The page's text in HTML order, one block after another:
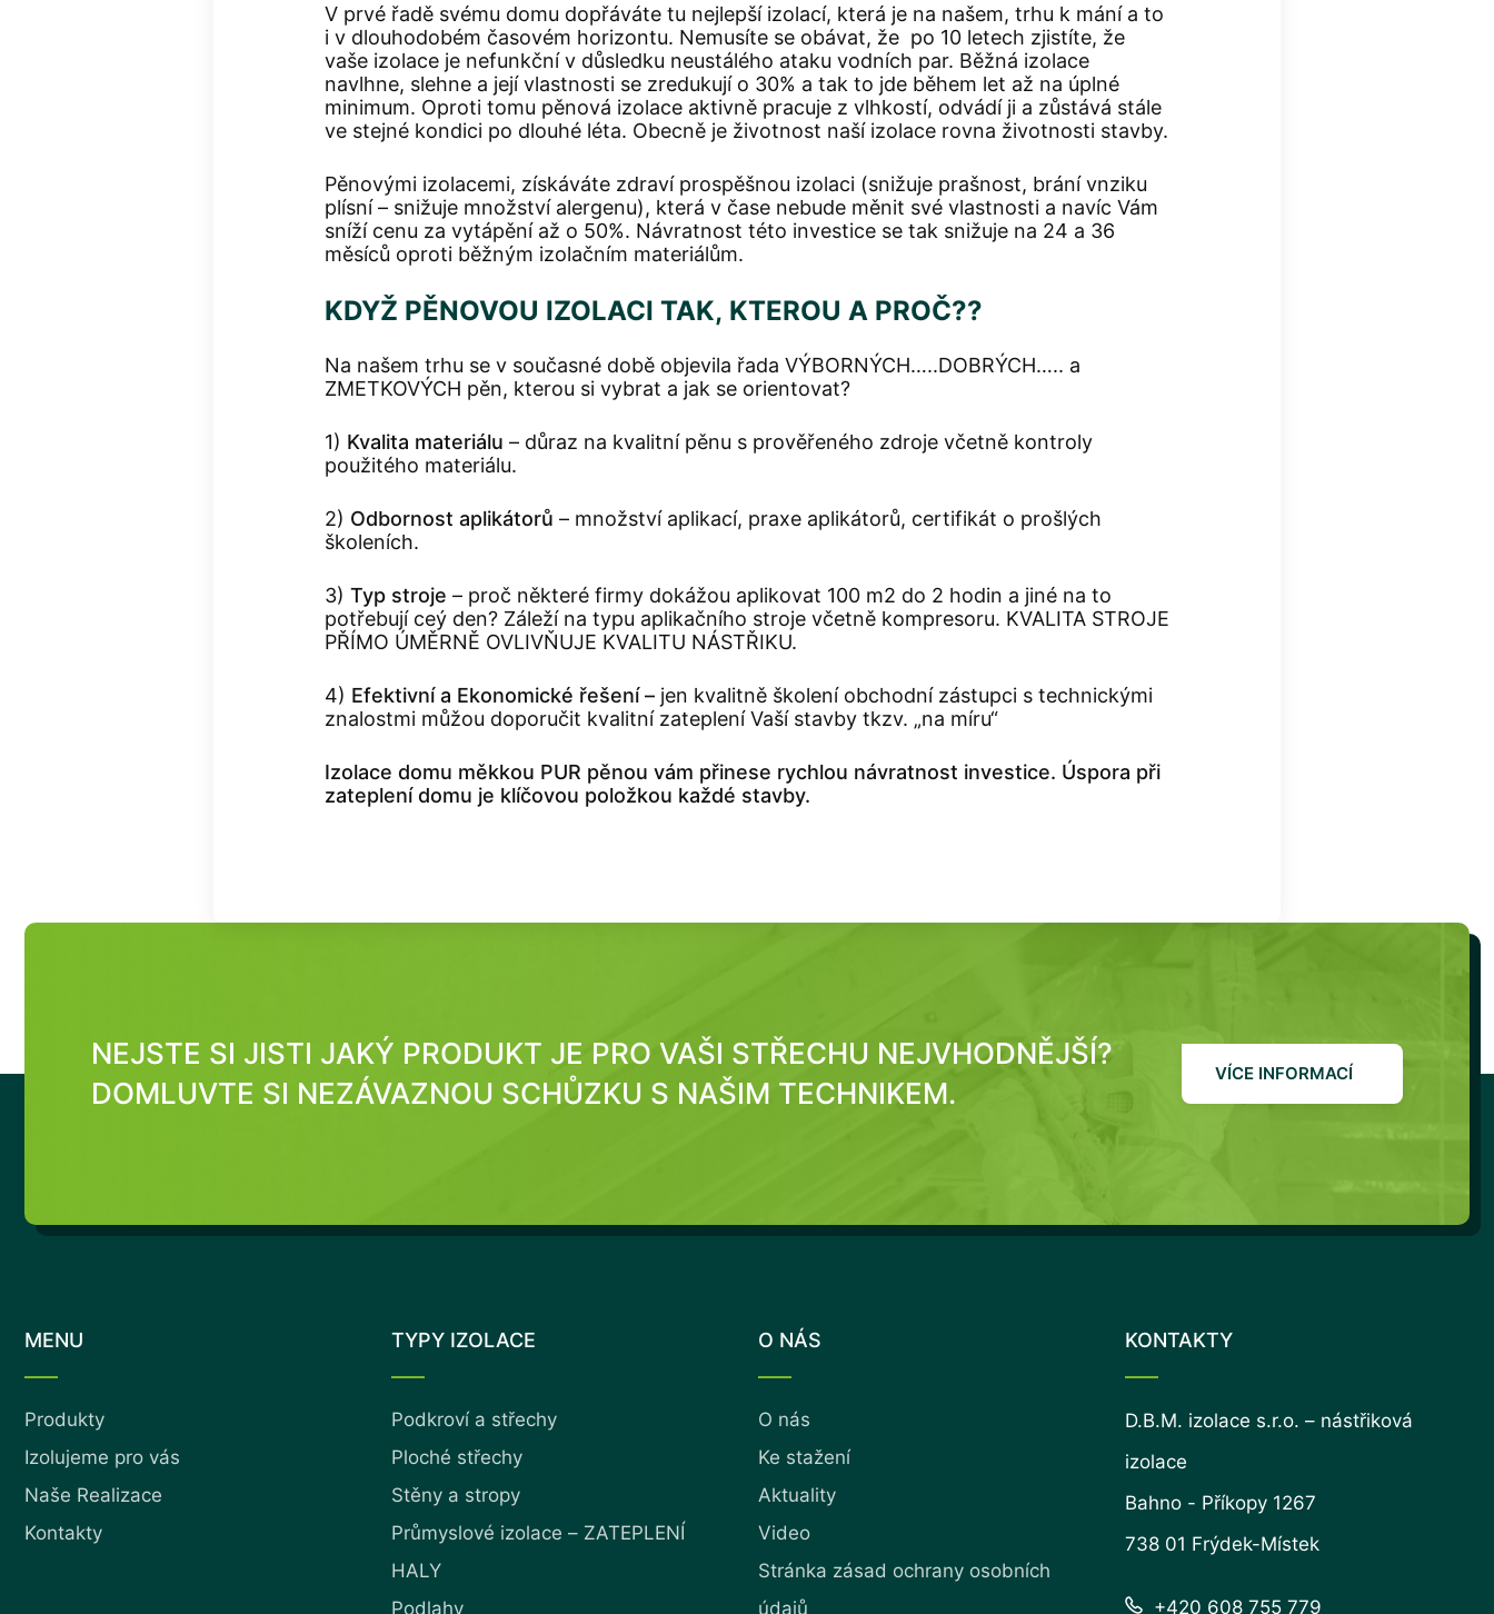
V prvé řadě svému domu dopřáváte tu nejlepší izolací, která je na našem, trhu k mání a to
i v dlouhodobém časovém horizontu. Nemusíte se obávat, že po 10 letech zjistíte, že
vaše izolace je nefunkční v důsledku neustálého ataku vodních par. Běžná izolace
navlhne, slehne a její vlastnosti se zredukují o 30% a tak to jde během let až na úplné
minimum. Oproti tomu pěnová izolace aktivně pracuje z vlhkostí, odvádí ji a zůstává stále
ve stejné kondici po dlouhé léta. Obecně je životnost naší izolace rovna životnosti stavby.
Pěnovými izolacemi, získáváte zdraví prospěšnou izolaci (snižuje prašnost, brání vnziku
plísní – snižuje množství alergenu), která v čase nebude měnit své vlastnosti a navíc Vám
sníží cenu za vytápění až o 50%. Návratnost této investice se tak snižuje na 24 a 36
měsíců oproti běžným izolačním materiálům.
KDYŽ PĚNOVOU IZOLACI TAK, KTEROU A PROČ??
Na našem trhu se v současné době objevila řada VÝBORNÝCH…..DOBRÝCH….. a
ZMETKOVÝCH pěn, kterou si vybrat a jak se orientovat?
1) Kvalita materiálu – důraz na kvalitní pěnu s prověřeného zdroje včetně kontroly
použitého materiálu.
2) Odbornost aplikátorů – množství aplikací, praxe aplikátorů, certifikát o prošlých
školeních.
3) Typ stroje – proč některé firmy dokážou aplikovat 100 m2 do 2 hodin a jiné na to
potřebují ceý den? Záleží na typu aplikačního stroje včetně kompresoru. KVALITA STROJE
PŘÍMO ÚMĚRNĚ OVLIVŇUJE KVALITU NÁSTŘIKU.
4) Efektivní a Ekonomické řešení – jen kvalitně školení obchodní zástupci s technickými
znalostmi můžou doporučit kvalitní zateplení Vaší stavby tkzv. „na míru“
Izolace domu měkkou PUR pěnou vám přinese rychlou návratnost investice. Úspora při
zateplení domu je klíčovou položkou každé stavby.
NEJSTE SI JISTI JAKÝ PRODUKT JE PRO VAŠI STŘECHU NEJVHODNĚJŠÍ?
DOMLUVTE SI NEZÁVAZNOU SCHŮZKU S NAŠIM TECHNIKEM.
VÍCE INFORMACÍ
MENU
Produkty
Izolujeme pro vás
Naše Realizace
Kontakty
TYPY IZOLACE
Podkroví a střechy
Ploché střechy
Stěny a stropy
Průmyslové izolace – ZATEPLENÍ
HALY
Podlahy
O NÁS
O nás
Ke stažení
Aktuality
Video
Stránka zásad ochrany osobních
údajů
KONTAKTY
D.B.M. izolace s.r.o. – nástřiková
izolace
Bahno - Příkopy 1267
738 01 Frýdek-Místek
+420 608 755 779